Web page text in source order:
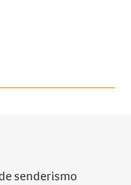
senderismo